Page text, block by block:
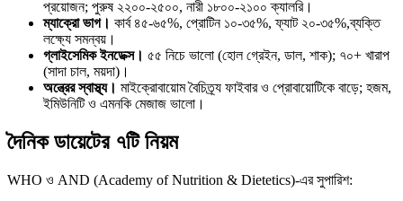
প্রয়োজন; পুরুষ ২২০০-২৫০০, নারী ১৮০০-২১০০ ক্যালরি।
ম্যাক্রো ভাগ। কার্ব ৪৫-৬৫%, প্রোটিন ১০-৩৫%, ফ্যাট ২০-৩৫%,ব্যক্তি
লক্ষ্যে সমন্বয়।
গ্লাইসেমিক ইনডেক্স। ৫৫ নিচে ভালো (হোল গ্রেইন, ডাল, শাক); ৭০+ খারাপ
(সাদা চাল, ময়দা)।
অন্ত্রের স্বাস্থ্য। মাইক্রোবায়োম বৈচিত্র্য ফাইবার ও প্রোবায়োটিকে বাড়ে; হজম,
ইমিউনিটি ও এমনকি মেজাজ ভালো।
দৈনিক ডায়েটের ৭টি নিয়ম
WHO ও AND (Academy of Nutrition & Dietetics)-এর সুপারিশ: